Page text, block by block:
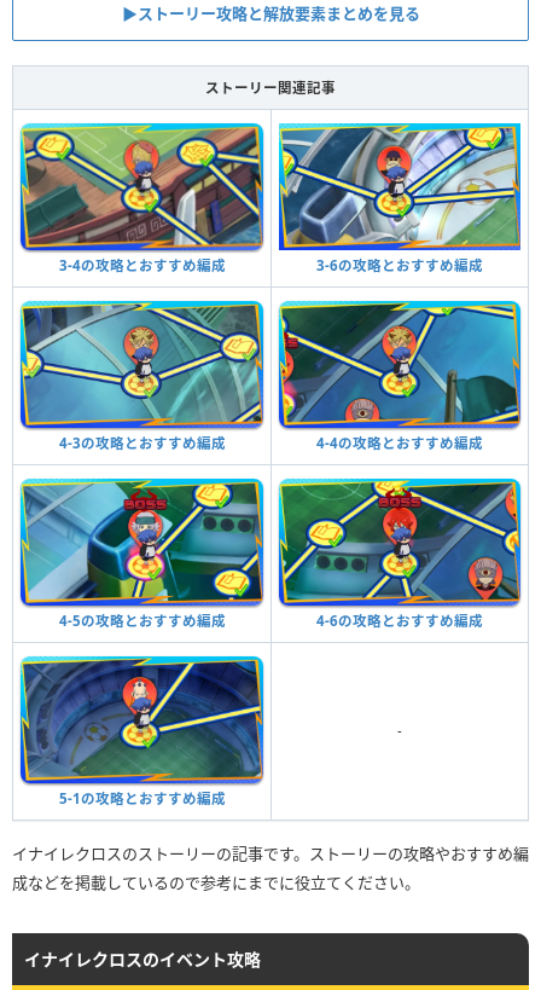
▶︎ストーリー攻略と解放要素まとめを見る
ストーリー関連記事
3-4の攻略とおすすめ編成 3-6の攻略とおすすめ編成
4-3の攻略とおすすめ編成 4-4の攻略とおすすめ編成
4-5の攻略とおすすめ編成 4-6の攻略とおすすめ編成
5-1の攻略とおすすめ編成
-
イナイレクロスのストーリーの記事です。ストーリーの攻略やおすすめ編
成などを掲載しているので参考にまでに役立てください。
イナイレクロスのイベント攻略